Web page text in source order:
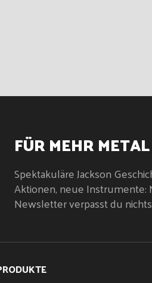
FÜR MEHR
Spektakuläre Jackson
Aktionen, neue Instrumente:
Newsletter verpasst du